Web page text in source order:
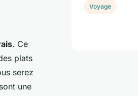
. Ce
plats
serez
une
Voyage